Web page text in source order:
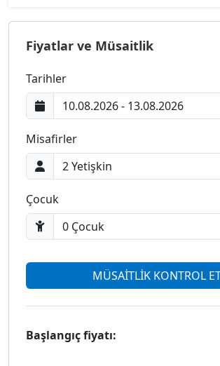
Fiyatlar ve Müsaitlik
Tarihler
Misafirler
Çocuk
MÜSAİTLİK KONTROL
Başlangıç fiyatı: